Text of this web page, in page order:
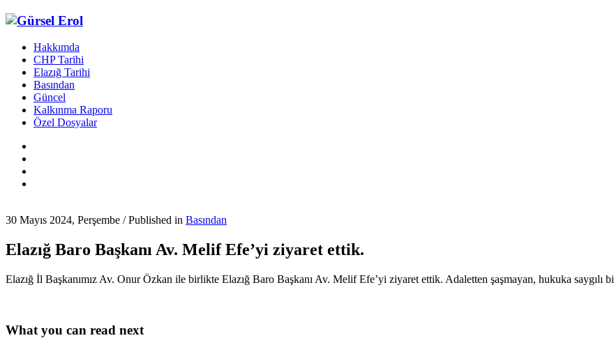
Hakkımda
CHP Tarihi
Elazığ Tarihi
Basından
Güncel
Kalkınma Raporu
Özel Dosyalar
30 Mayıs 2024, Perşembe /Published in Basından
Elazığ Baro Başkanı Av. Melif Efe’yi ziyaret ettik.
Elazığ İl Başkanımız Av. Onur Özkan ile birlikte Elazığ Baro Başkanı Av. Melif Efe’yi ziyaret ettik. Adaletten şaşmayan, hukuka saygılı
What you can read next